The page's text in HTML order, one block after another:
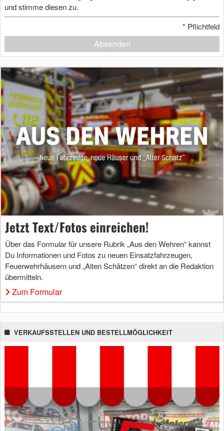
und stimme diesen zu.
* Pflichtfeld
Absenden
Jetzt Text/Fotos einreichen!
Über das Formular für unsere Rubrik „Aus den Wehren“ kannst
Du Informationen und Fotos zu neuen Einsatzfahrzeugen,
Feuerwehrhäusern und „Alten Schätzen“ direkt an die Redaktion
übermitteln.
Zum Formular
VERKAUFSSTELLEN UND BESTELLMÖGLICHKEIT